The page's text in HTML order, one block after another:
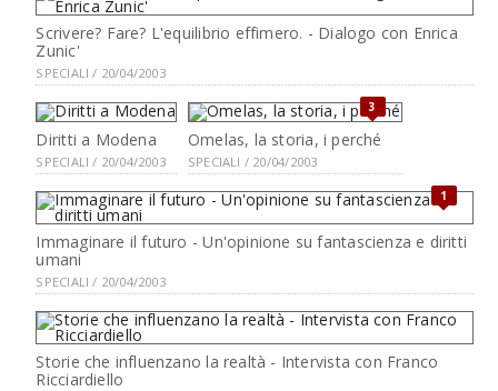
Scrivere? Fare? L'equilibrio effimero. - Dialogo con Enrica
Zunic'
SPECIALI / 20/04/2003
Diritti a Modena
SPECIALI / 20/04/2003
3
Omelas, la storia, i perché
SPECIALI / 20/04/2003
1
Immaginare il futuro - Un'opinione su fantascienza e diritti
umani
SPECIALI / 20/04/2003
Storie che influenzano la realtà - Intervista con Franco
Ricciardiello